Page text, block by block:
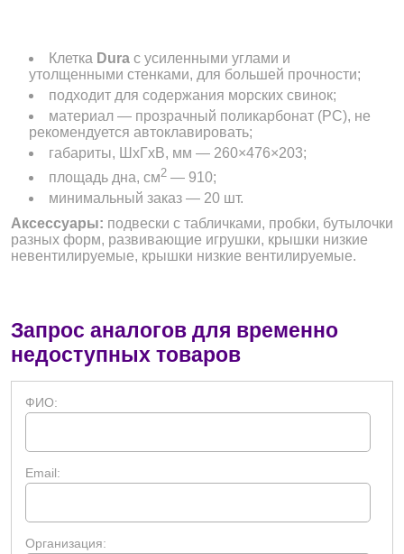
Клетка Dura с усиленными углами и
утолщенными стенками, для большей прочности;
подходит для содержания морских свинок;
материал — прозрачный поликарбонат (РС), не
рекомендуется автоклавировать;
габариты, ШхГхВ, мм — 260×476×203;
площадь дна, см2 — 910;
минимальный заказ — 20 шт.
Аксессуары: подвески с табличками, пробки, бутылочки
разных форм, развивающие игрушки, крышки низкие
невентилируемые, крышки низкие вентилируемые.
Запрос аналогов для временно
недоступных товаров
ФИО:
Email:
Организация: